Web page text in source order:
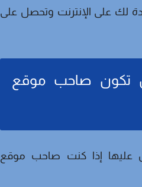
لك على الإنترنت وتحصل على
تكون صاحب موقع
إذا كنت صاحب موقع